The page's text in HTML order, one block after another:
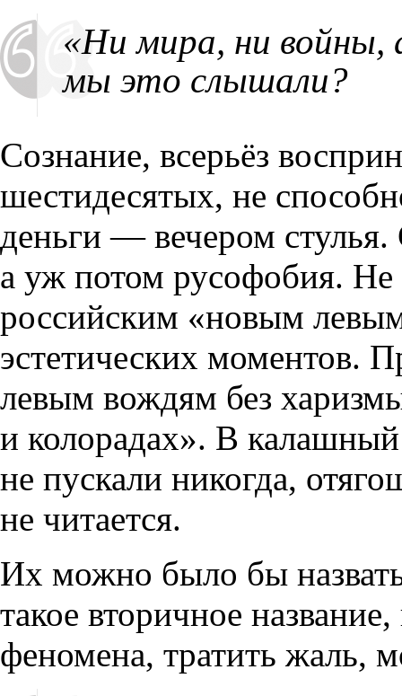
«Ни мира, ни
мы это слышали?
Сознание, всерьёз
шестидесятых, не
деньги — вечером
а уж потом русофобия. Не
российским «новым
эстетических моментов.
левым вождям без
и колорадах». В
не пускали никогда,
не читается.
Их можно было бы
такое вторичное
феномена, тратить жаль,